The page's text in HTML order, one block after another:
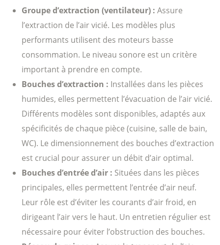
Groupe d’extraction (ventilateur) : Assure
l’extraction de l’air vicié. Les modèles plus
performants utilisent des moteurs basse
consommation. Le niveau sonore est un critère
important à prendre en compte.
Bouches d’extraction : Installées dans les pièces
humides, elles permettent l’évacuation de l’air vicié.
Différents modèles sont disponibles, adaptés aux
spécificités de chaque pièce (cuisine, salle de bain,
WC). Le dimensionnement des bouches d’extraction
est crucial pour assurer un débit d’air optimal.
Bouches d’entrée d’air : Situées dans les pièces
principales, elles permettent l’entrée d’air neuf.
Leur rôle est d’éviter les courants d’air froid, en
dirigeant l’air vers le haut. Un entretien régulier est
nécessaire pour éviter l’obstruction des bouches.